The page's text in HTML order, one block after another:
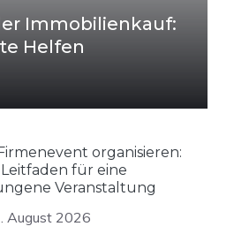
Immobilienkauf:
Helfen
organisieren:
für eine
Veranstaltung
August 2026